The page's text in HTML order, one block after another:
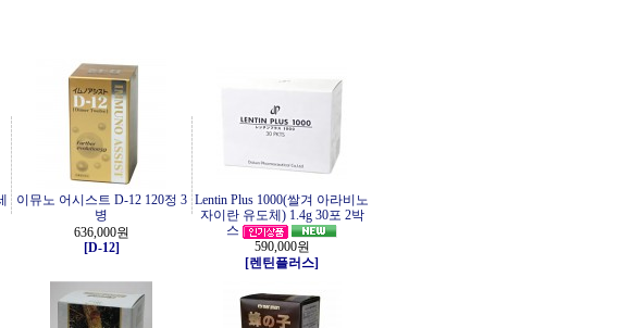
이뮤노 어시스트 D-12 120정 3
병
636,000원
[D-12]
Lentin Plus 1000(쌀겨 아라비노
자이란 유도체) 1.4g 30포 2박
스
590,000원
[렌틴플러스]